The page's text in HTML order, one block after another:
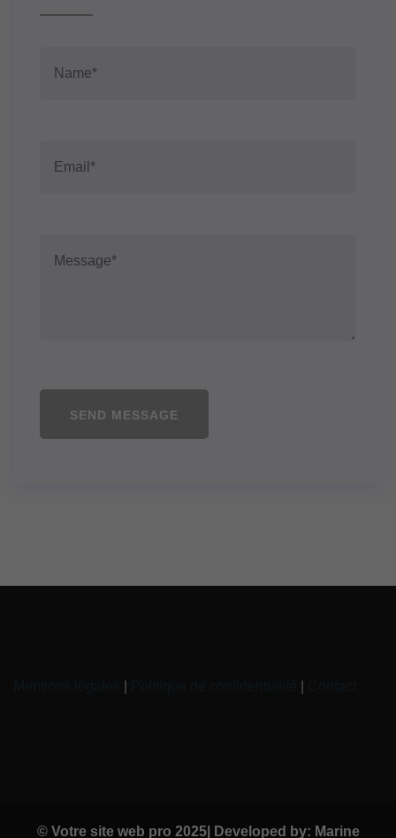
© Votre site web pro 2025| Developed by: Marine